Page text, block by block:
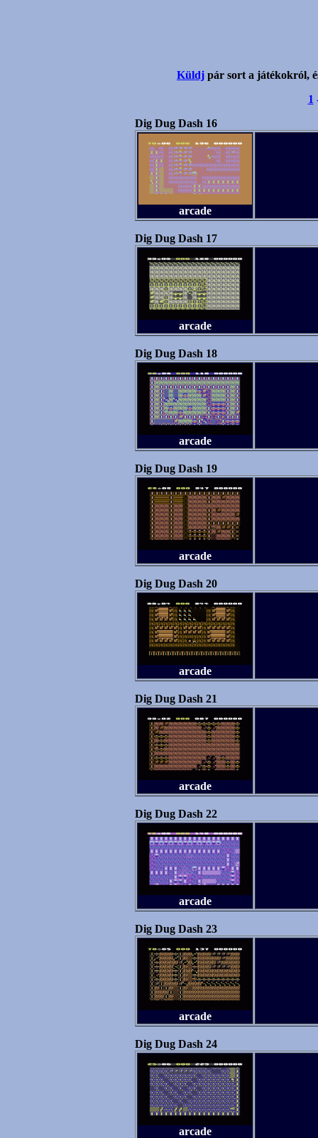
Küldj pár sort a játékokról,
1
Dig Dug Dash 16
arcade
Dig Dug Dash 17
arcade
Dig Dug Dash 18
arcade
Dig Dug Dash 19
arcade
Dig Dug Dash 20
arcade
Dig Dug Dash 21
arcade
Dig Dug Dash 22
arcade
Dig Dug Dash 23
arcade
Dig Dug Dash 24
arcade